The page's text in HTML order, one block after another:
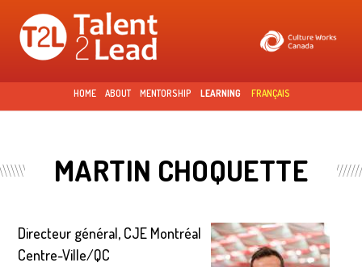
Skip to
main
content
HOME ABOUT MENTORSHIP LEARNING FRANÇAIS
MARTIN CHOQUETTE
Directeur général, CJE Montréal
Centre-Ville/QC